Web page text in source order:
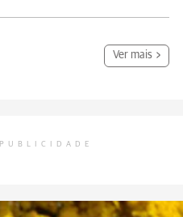
Ver mais
PUBLICIDADE